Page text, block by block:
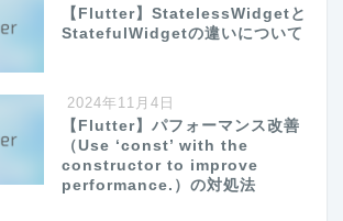
【Flutter】StatelessWidgetと
StatefulWidgetの違いについて
2024年11月4日
【Flutter】パフォーマンス改善
（Use ‘const’ with the
constructor to improve
performance.）の対処法